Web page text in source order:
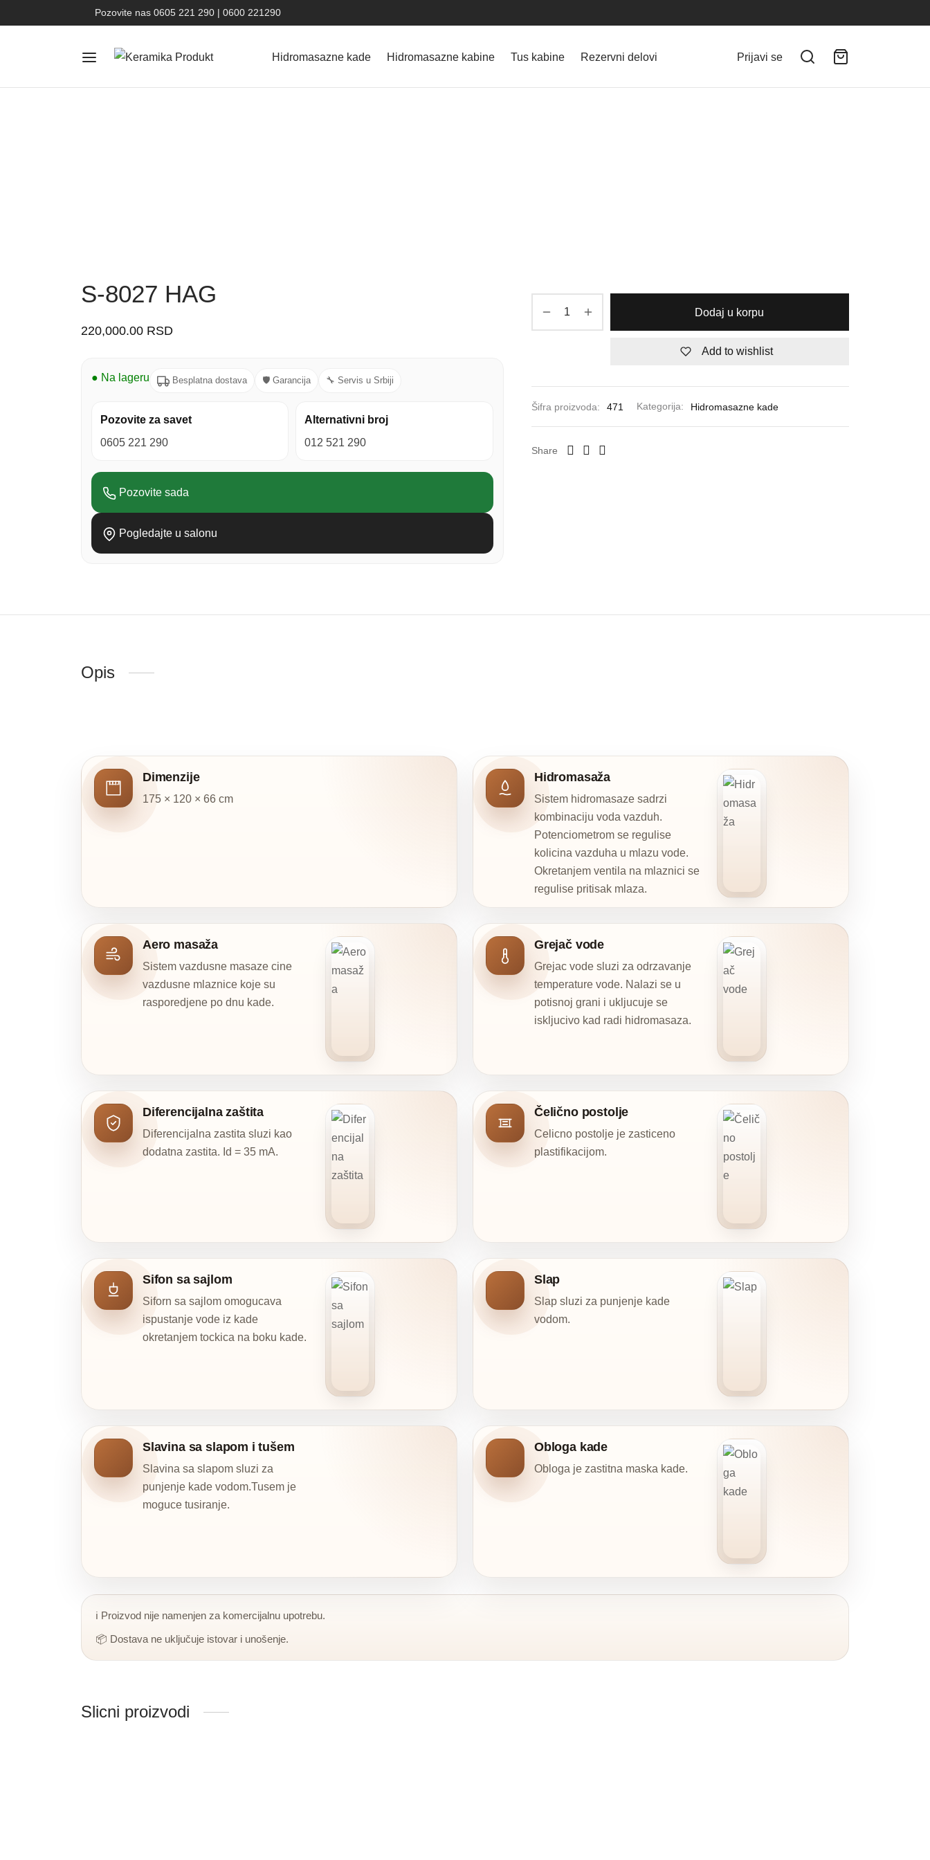
Pozovite nas 0605 221 290 | 0600 221290
Hidromasazne kade Hidromasazne kabine Tus kabine Rezervni delovi Prijavi se
S-8027 HAG
220,000.00 RSD
● Na lageru Besplatna dostava 🛡 Garancija 🔧 Servis u Srbiji
Pozovite za savet
0605 221 290
Alternativni broj
012 521 290
Pozovite sada
Pogledajte u salonu
Dodaj u korpu
Add to wishlist
Šifra proizvoda: 471 Kategorija: Hidromasazne kade
Share
Opis
Dimenzije
175 × 120 × 66 cm
Hidromasaža
Sistem hidromasaze sadrzi
kombinaciju voda vazduh.
Potenciometrom se regulise
kolicina vazduha u mlazu vode.
Okretanjem ventila na mlaznici se
regulise pritisak mlaza.
Aero masaža
Sistem vazdusne masaze cine
vazdusne mlaznice koje su
rasporedjene po dnu kade.
Grejač vode
Grejac vode sluzi za odrzavanje
temperature vode. Nalazi se u
potisnoj grani i ukljucuje se
iskljucivo kad radi hidromasaza.
Diferencijalna zaštita
Diferencijalna zastita sluzi kao
dodatna zastita. Id = 35 mA.
Čelično postolje
Celicno postolje je zasticeno
plastifikacijom.
Sifon sa sajlom
Siforn sa sajlom omogucava
ispustanje vode iz kade
okretanjem tockica na boku kade.
Slap
Slap sluzi za punjenje kade
vodom.
Slavina sa slapom i tušem
Slavina sa slapom sluzi za
punjenje kade vodom.Tusem je
moguce tusiranje.
Obloga kade
Obloga je zastitna maska kade.
ℹ️ Proizvod nije namenjen za komercijalnu upotrebu.
📦 Dostava ne uključuje istovar i unošenje.
Slicni proizvodi